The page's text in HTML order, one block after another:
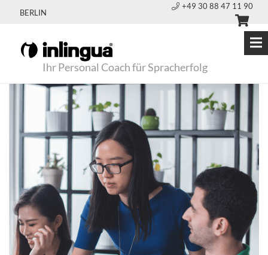
BERLIN
+49 30 88 47 11 90
Ihr Personal Coach für Spracherfolg